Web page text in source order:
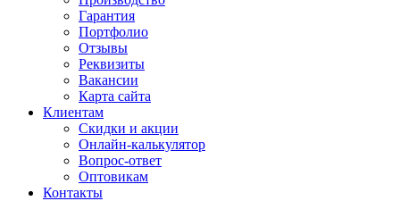
Гарантия
Портфолио
Отзывы
Реквизиты
Вакансии
Карта сайта
Клиентам
Скидки и акции
Онлайн-калькулятор
Вопрос-ответ
Оптовикам
Контакты